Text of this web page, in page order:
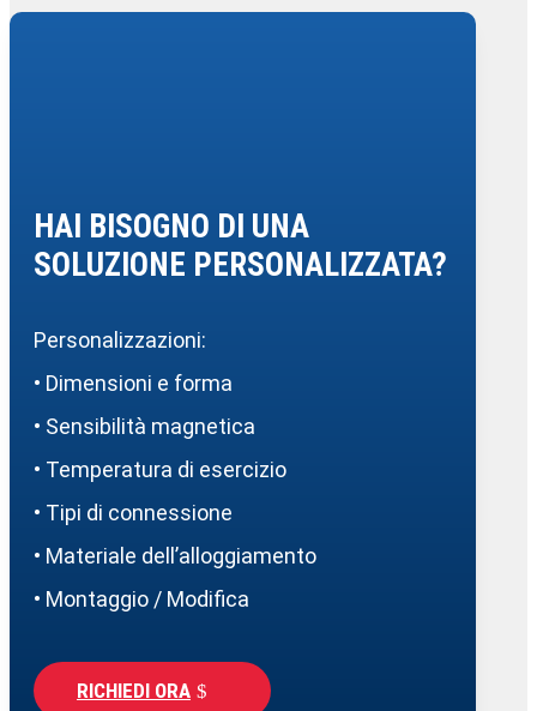
HAI BISOGNO DI UNA
SOLUZIONE PERSONALIZZATA?
Personalizzazioni:
• Dimensioni e forma
• Sensibilità magnetica
• Temperatura di esercizio
• Tipi di connessione
• Materiale dell’alloggiamento
• Montaggio / Modifica
RICHIEDI ORA